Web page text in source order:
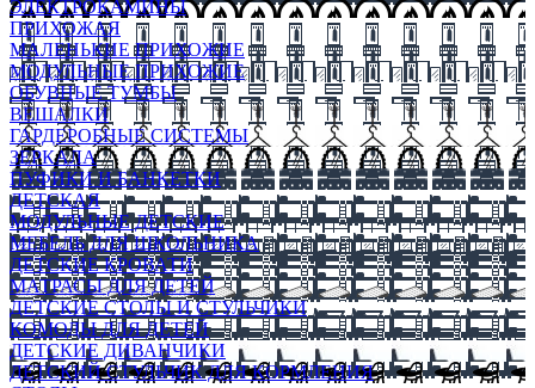
ЭЛЕКТРОКАМИНЫ
ПРИХОЖАЯ
МАЛЕНЬКИЕ ПРИХОЖИЕ
МОДУЛЬНЫЕ ПРИХОЖИЕ
ОБУВНЫЕ ТУМБЫ
ВЕШАЛКИ
ГАРДЕРОБНЫЕ СИСТЕМЫ
ЗЕРКАЛА
ПУФИКИ И БАНКЕТКИ
ДЕТСКАЯ
МОДУЛЬНЫЕ ДЕТСКИЕ
МЕБЕЛЬ ДЛЯ ШКОЛЬНИКА
ДЕТСКИЕ КРОВАТИ
МАТРАСЫ ДЛЯ ДЕТЕЙ
ДЕТСКИЕ СТОЛЫ И СТУЛЬЧИКИ
КОМОДЫ ДЛЯ ДЕТЕЙ
ДЕТСКИЕ ДИВАНЧИКИ
ДЕТСКИЙ СТУЛЬЧИК ДЛЯ КОРМЛЕНИЯ